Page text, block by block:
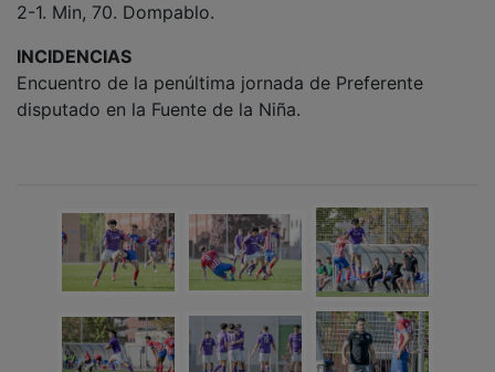
2-1. Min, 70. Dompablo.
INCIDENCIAS
Encuentro de la penúltima jornada de Preferente
disputado en la Fuente de la Niña.